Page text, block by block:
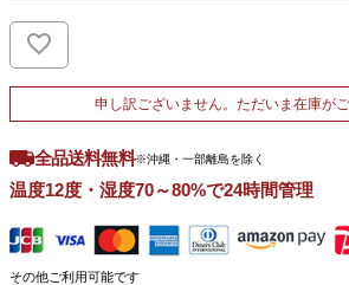
申し訳ございません。ただいま在庫がご
全品送料無料※沖縄・一部離島を除く
温度12度・湿度70～80%で24時間管理
その他ご利用可能です